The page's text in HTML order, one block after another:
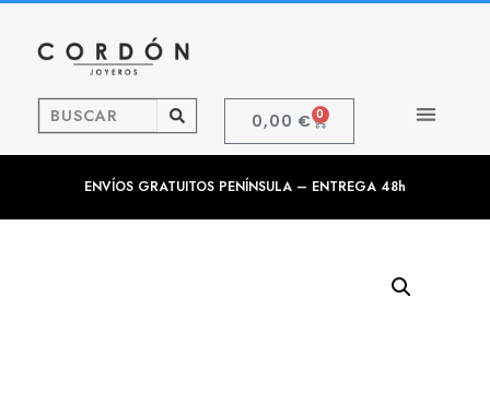
0,00 € 0
ENVÍOS GRATUITOS PENÍNSULA – ENTREGA 48h